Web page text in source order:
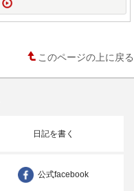
このページの上に戻る
日記を書く
公式facebook